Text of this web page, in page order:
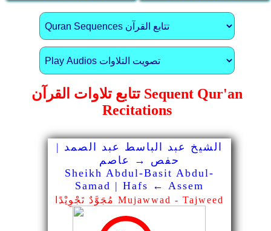
تتابع تلاوات القرآن Sequent Qur'an
Recitations
الشيخ عبد الباسط عبد الصمد |
حفص → عاصم
Sheikh Abdul-Basit Abdul-
Samad | Hafs ← Assem
مُجَوَّدٌ تَجْوِيْدًا Mujawwad - Tajweed